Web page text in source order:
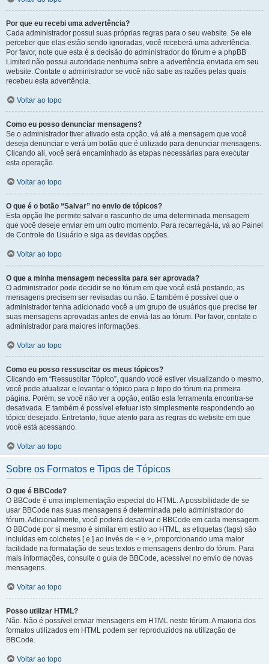
Por que eu recebi uma advertência?
Cada administrador possui suas próprias regras para o seu website. Se ele
perceber que elas estão sendo ignoradas, você receberá uma advertência.
Por favor, note que esta é a decisão do administrador do fórum e a phpBB
Limited não possui autoridade nenhuma sobre a advertência enviada em seu
website. Contate o administrador se você não sabe as razões pelas quais
recebeu esta advertência.
Voltar ao topo
Como eu posso denunciar mensagens?
Se o administrador tiver ativado esta opção, vá até a mensagem que você
deseja denunciar e verá um botão que é utilizado para denunciar mensagens.
Clicando ali, você será encaminhado às etapas necessárias para executar
esta operação.
Voltar ao topo
O que é o botão “Salvar” no envio de tópicos?
Esta opção lhe permite salvar o rascunho de uma determinada mensagem
que você deseje enviar em um outro momento. Para recarregá-la, vá ao Painel
de Controle do Usuário e siga as devidas opções.
Voltar ao topo
O que a minha mensagem necessita para ser aprovada?
O administrador pode decidir se no fórum em que você está postando, as
mensagens precisem ser revisadas ou não. E também é possível que o
administrador tenha adicionado você a um grupo de usuários que precise ter
suas mensagens aprovadas antes de enviá-las ao fórum. Por favor, contate o
administrador para maiores informações.
Voltar ao topo
Como eu posso ressuscitar os meus tópicos?
Clicando em “Ressuscitar Tópico”, quando você estiver visualizando o mesmo,
você pode atualizar e levantar o tópico para o topo do fórum na primeira
página. Porém, se você não ver a opção, então esta ferramenta encontra-se
desativada. E também é possível efetuar isto simplesmente respondendo ao
tópico desejado. Entretanto, fique atento para as regras do website em que
você está acessando.
Voltar ao topo
Sobre os Formatos e Tipos de Tópicos
O que é BBCode?
O BBCode é uma implementação especial do HTML. A possibilidade de se
usar BBCode nas suas mensagens é determinada pelo administrador do
fórum. Adicionalmente, você poderá desativar o BBCode em cada mensagem.
O BBCode por si mesmo é similar em estilo ao HTML, as etiquetas (tags) são
incluídas em colchetes [ e ] ao invés de < e >, proporcionando uma maior
facilidade na formatação de seus textos e mensagens dentro do fórum. Para
mais informações, consulte o guia de BBCode, acessível no envio de novas
mensagens.
Voltar ao topo
Posso utilizar HTML?
Não. Não é possível enviar mensagens em HTML neste fórum. A maioria dos
formatos utilizados em HTML podem ser reproduzidos na utilização de
BBCode.
Voltar ao topo